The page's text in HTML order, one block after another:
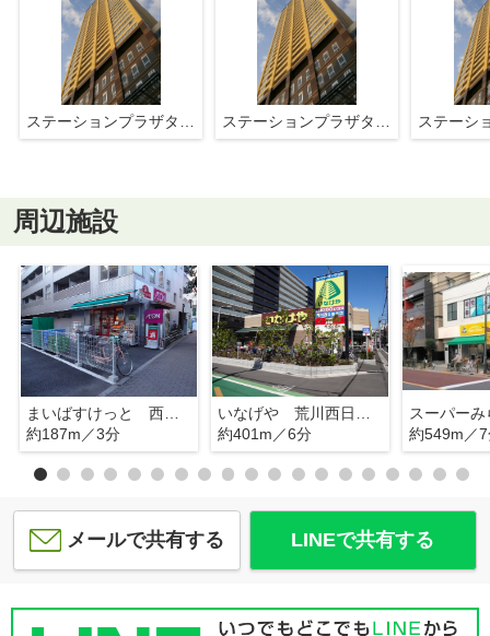
周辺施設
まいばすけっと 西日暮里２丁目店
約187m／3分
いなげや 荒川西日暮里店
約401m／6分
約549m／
メールで共有する LINEで共有する